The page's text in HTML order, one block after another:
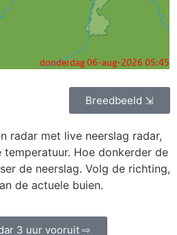
Breedbeeld ⇲
radar met live neerslag radar,
temperatuur. Hoe donkerder de
de neerslag. Volg de richting,
de actuele buien.
3 uur vooruit ⇨